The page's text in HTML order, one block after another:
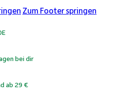
Zum Footer springen
bei dir
ab 29 €